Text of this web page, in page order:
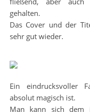
gehalten.
Das Cover und der
sehr gut wieder.
Ein eindrucksvoller
absolut magisch ist.
Man kann sich dem